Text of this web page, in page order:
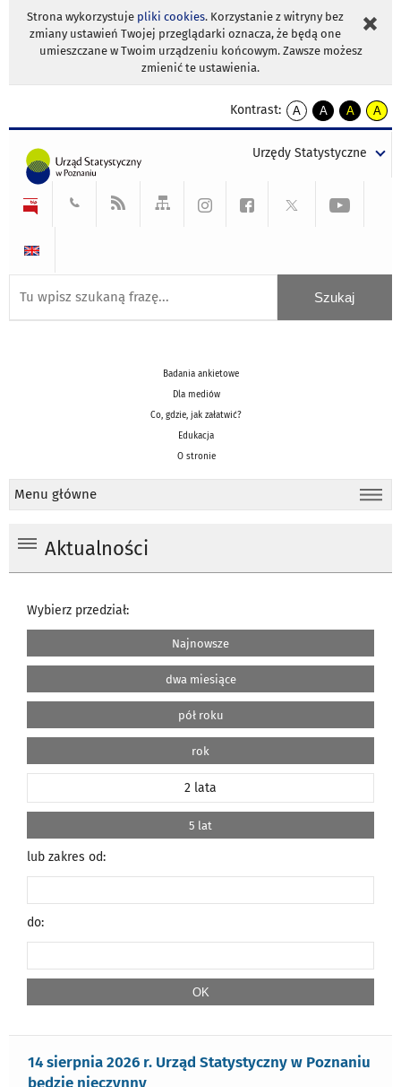
Strona wykorzystuje pliki cookies. Korzystanie z witryny bez
zmiany ustawień Twojej przeglądarki oznacza, że będą one
umieszczane w Twoim urządzeniu końcowym. Zawsze możesz
zmienić te ustawienia.
Kontrast:
A
kontrast
A
kontrast
tekst
czarnym
A
kontrast
tekst
czarnym
A
tekst
żółtym
Urzędy Statystyczne
Badania ankietowe
Dla mediów
Co, gdzie, jak załatwić?
Edukacja
O stronie
Menu główne
Aktualności
Wybierz przedział:
Najnowsze
dwa miesiące
pół roku
rok
2 lata
5 lat
lub zakres od:
do:
14 sierpnia 2026 r. Urząd Statystyczny w Poznaniu
będzie nieczynny